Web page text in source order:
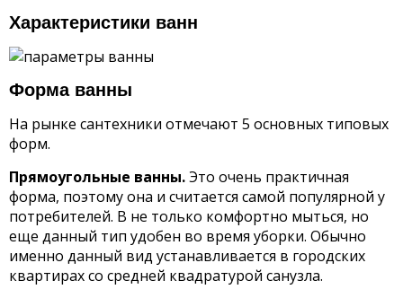
Характеристики ванн
Форма ванны
На рынке сантехники отмечают 5 основных типовых
форм.
Прямоугольные ванны.Это очень практичная
форма, поэтому она и считается самой популярной у
потребителей. В не только комфортно мыться, но
еще данный тип удобен во время уборки. Обычно
именно данный вид устанавливается в городских
квартирах со средней квадратурой санузла.